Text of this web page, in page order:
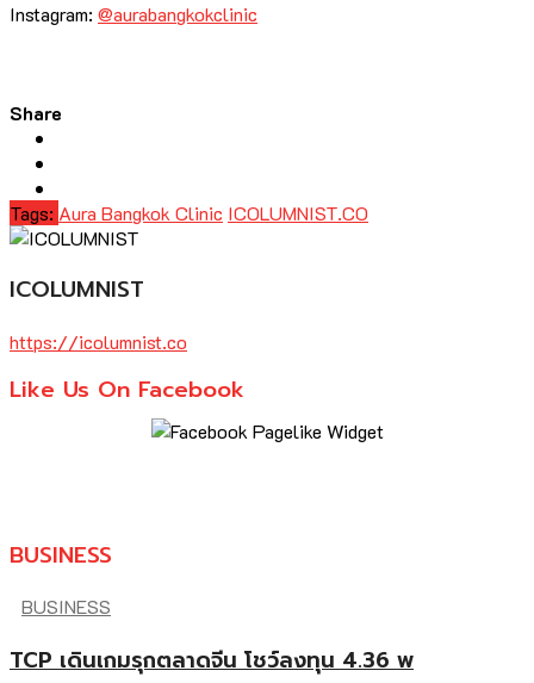
Instagram: @aurabangkokclinic
Share
Tags: Aura Bangkok Clinic ICOLUMNIST.CO
ICOLUMNIST
https://icolumnist.co
Like Us On Facebook
BUSINESS
BUSINESS
TCP เดินเกมรุกตลาดจีน โชว์ลงทุน 4.36 พ